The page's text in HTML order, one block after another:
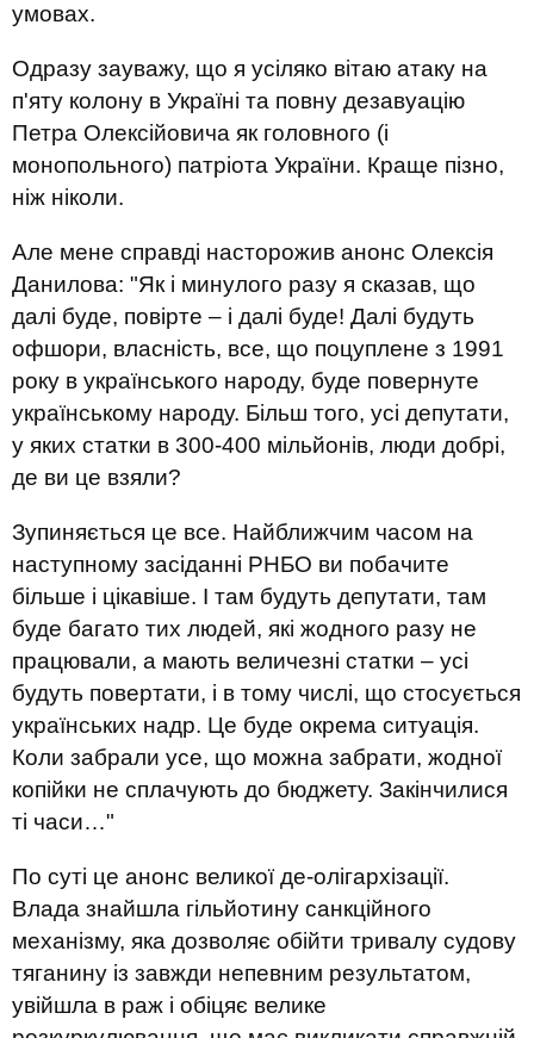
умовах.
Одразу зауважу, що я усіляко вітаю атаку на
п'яту колону в Україні та повну дезавуацію
Петра Олексійовича як головного (і
монопольного) патріота України. Краще пізно,
ніж ніколи.
Але мене справді насторожив анонс Олексія
Данилова: "Як і минулого разу я сказав, що
далі буде, повірте – і далі буде! Далі будуть
офшори, власність, все, що поцуплене з 1991
року в українського народу, буде повернуте
українському народу. Більш того, усі депутати,
у яких статки в 300-400 мільйонів, люди добрі,
де ви це взяли?
Зупиняється це все. Найближчим часом на
наступному засіданні РНБО ви побачите
більше і цікавіше. І там будуть депутати, там
буде багато тих людей, які жодного разу не
працювали, а мають величезні статки – усі
будуть повертати, і в тому числі, що стосується
українських надр. Це буде окрема ситуація.
Коли забрали усе, що можна забрати, жодної
копійки не сплачують до бюджету. Закінчилися
ті часи…"
По суті це анонс великої де-олігархізації.
Влада знайшла гільйотину санкційного
механізму, яка дозволяє обійти тривалу судову
тяганину із завжди непевним результатом,
увійшла в раж і обіцяє велике